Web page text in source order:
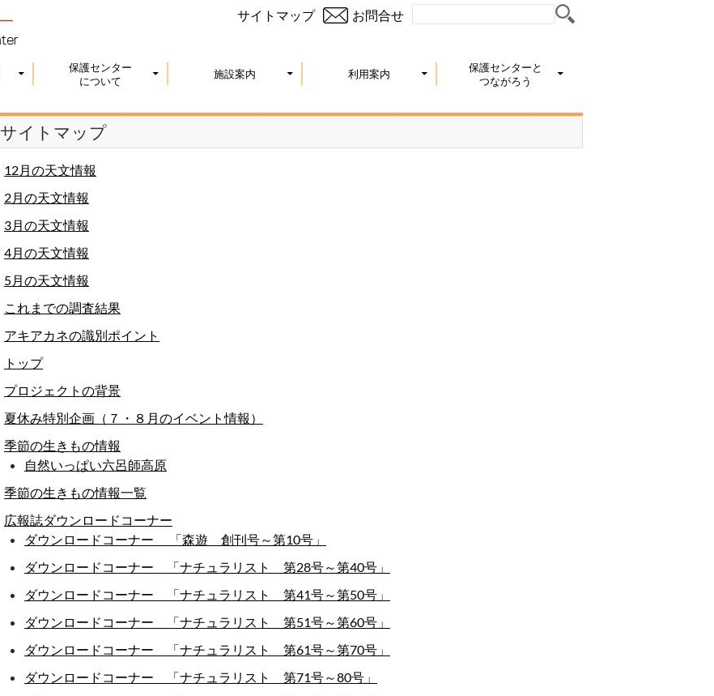
お問合せ
サイトマップ
保護センター
について
施設案内 利用案内
保護センターと
つながろう
サイトマップ
12月の天文情報
2月の天文情報
3月の天文情報
4月の天文情報
5月の天文情報
これまでの調査結果
アキアカネの識別ポイント
トップ
プロジェクトの背景
夏休み特別企画（７・８月のイベント情報）
季節の生きもの情報
自然いっぱい六呂師高原
季節の生きもの情報一覧
広報誌ダウンロードコーナー
ダウンロードコーナー 「森遊 創刊号～第10号」
ダウンロードコーナー 「ナチュラリスト 第28号～第40号」
ダウンロードコーナー 「ナチュラリスト 第41号～第50号」
ダウンロードコーナー 「ナチュラリスト 第51号～第60号」
ダウンロードコーナー 「ナチュラリスト 第61号～第70号」
ダウンロードコーナー 「ナチュラリスト 第71号～80号」